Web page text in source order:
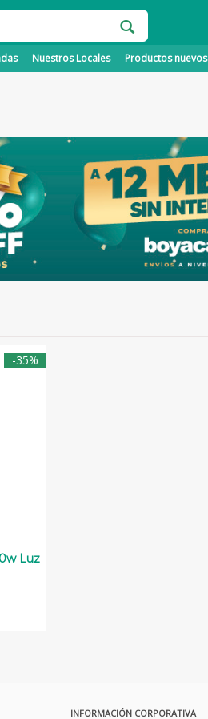
Nuestros Locales Productos nuevos
-35%
Luz
INFORMACIÓN CORPORATIVA